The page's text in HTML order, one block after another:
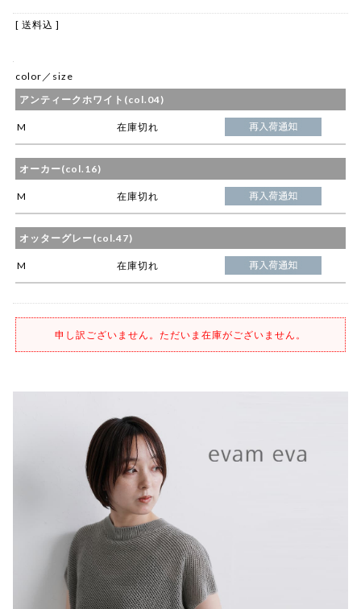
[ 送料込 ]
color／size
アンティークホワイト(col.04)
M 在庫切れ
オーカー(col.16)
M 在庫切れ
オッターグレー(col.47)
M 在庫切れ
申し訳ございません。ただいま在庫がございません。